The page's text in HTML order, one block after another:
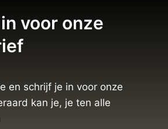
voor onze
en schrijf je in voor onze
kan je, je ten alle